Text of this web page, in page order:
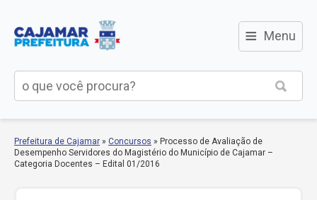
≡ Menu
Prefeitura de Cajamar » Concursos » Processo de Avaliação de
Desempenho Servidores do Magistério do Município de Cajamar –
Categoria Docentes – Edital 01/2016